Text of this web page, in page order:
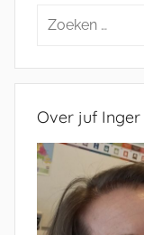
Zoeken
Over juf Inger